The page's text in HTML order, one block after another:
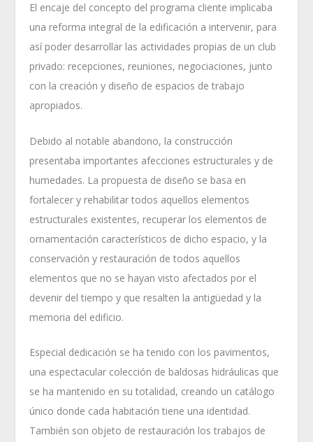
El encaje del concepto del programa cliente implicaba
una reforma integral de la edificación a intervenir, para
así poder desarrollar las actividades propias de un club
privado: recepciones, reuniones, negociaciones, junto
con la creación y diseño de espacios de trabajo
apropiados.
Debido al notable abandono, la construcción
presentaba importantes afecciones estructurales y de
humedades. La propuesta de diseño se basa en
fortalecer y rehabilitar todos aquellos elementos
estructurales existentes, recuperar los elementos de
ornamentación característicos de dicho espacio, y la
conservación y restauración de todos aquellos
elementos que no se hayan visto afectados por el
devenir del tiempo y que resalten la antigüedad y la
memoria del edificio.
Especial dedicación se ha tenido con los pavimentos,
una espectacular colección de baldosas hidráulicas que
se ha mantenido en su totalidad, creando un catálogo
único donde cada habitación tiene una identidad.
También son objeto de restauración los trabajos de